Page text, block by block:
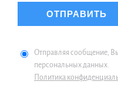
Отправляя сообщение,
персональных данных.
Политика